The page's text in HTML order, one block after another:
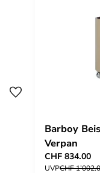
Barboy
Verpan
CHF 834.00
UVPCHF